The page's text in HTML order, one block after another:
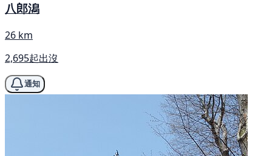
八郎潟
26 km
2,695起出沒
通知